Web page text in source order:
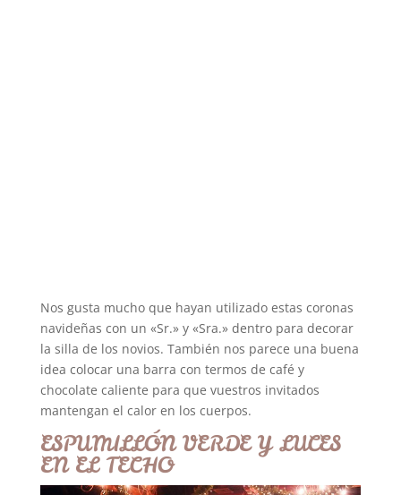
Nos gusta mucho que hayan utilizado estas coronas
navideñas con un «Sr.» y «Sra.» dentro para decorar
la silla de los novios. También nos parece una buena
idea colocar una barra con termos de café y
chocolate caliente para que vuestros invitados
mantengan el calor en los cuerpos.
ESPUMILLÓN VERDE Y LUCES
EN EL TECHO